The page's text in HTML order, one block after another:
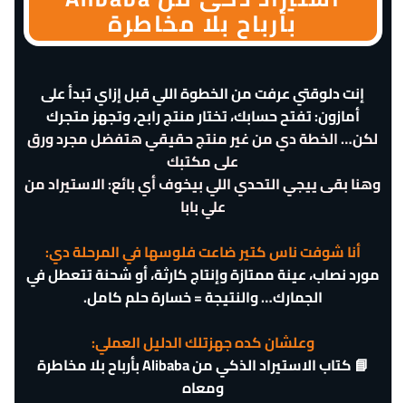
بأرباح بلا مخاطرة
إنت دلوقتي عرفت من الخطوة اللي قبل إزاي تبدأ على
أمازون: تفتح حسابك، تختار منتج رابح، وتجهز متجرك
لكن… الخطة دي من غير منتج حقيقي هتفضل مجرد ورق
على مكتبك
وهنا بقى ييجي التحدي اللي بيخوف أي بائع: الاستيراد من
علي بابا
أنا شوفت ناس كتير ضاعت فلوسها في المرحلة دي:
مورد نصاب، عينة ممتازة وإنتاج كارثة، أو شحنة تتعطل في
الجمارك… والنتيجة = خسارة حلم كامل.
وعلشان كده جهزتلك الدليل العملي:
📘 كتاب الاستيراد الذكي من Alibaba بأرباح بلا مخاطرة
ومعاه